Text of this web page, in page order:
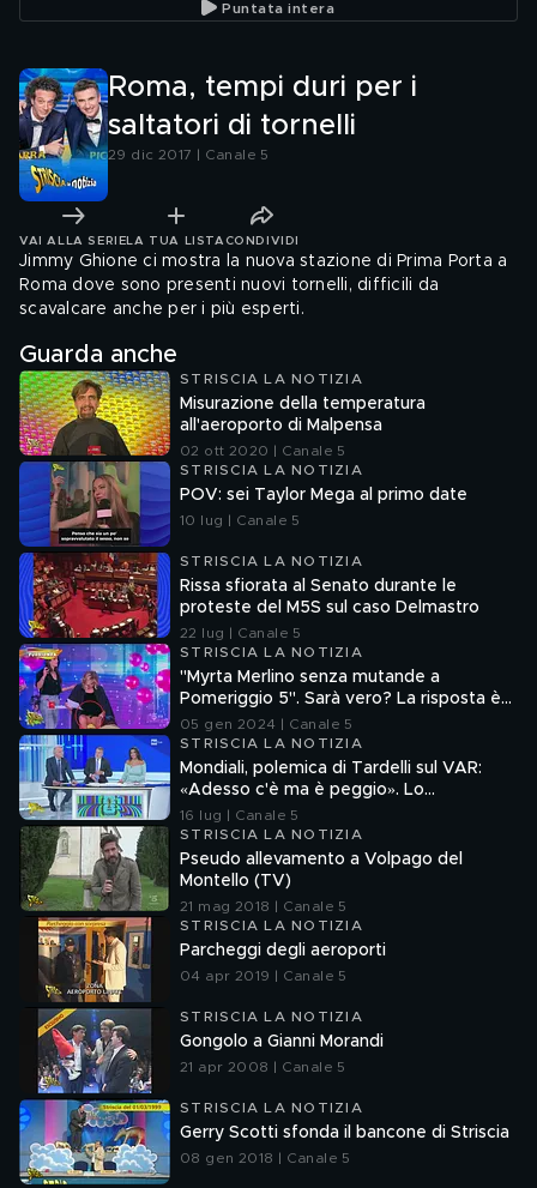
Puntata intera
Roma, tempi duri per i
saltatori di tornelli
29 dic 2017 | Canale 5
VAI ALLA SERIE LA TUA LISTA CONDIVIDI
Jimmy Ghione ci mostra la nuova stazione di Prima Porta a
Roma dove sono presenti nuovi tornelli, difficili da
scavalcare anche per i più esperti.
Guarda anche
STRISCIA LA NOTIZIA
Misurazione della temperatura
all'aeroporto di Malpensa
02 ott 2020 | Canale 5
STRISCIA LA NOTIZIA
POV: sei Taylor Mega al primo date
10 lug | Canale 5
STRISCIA LA NOTIZIA
Rissa sfiorata al Senato durante le
proteste del M5S sul caso Delmastro
22 lug | Canale 5
STRISCIA LA NOTIZIA
"Myrta Merlino senza mutande a
Pomeriggio 5". Sarà vero? La risposta è
nel fuorionda
05 gen 2024 | Canale 5
STRISCIA LA NOTIZIA
Mondiali, polemica di Tardelli sul VAR:
«Adesso c'è ma è peggio». Lo
scappellotto di Bellingham a Barco
16 lug | Canale 5
STRISCIA LA NOTIZIA
Pseudo allevamento a Volpago del
Montello (TV)
21 mag 2018 | Canale 5
STRISCIA LA NOTIZIA
Parcheggi degli aeroporti
04 apr 2019 | Canale 5
STRISCIA LA NOTIZIA
Gongolo a Gianni Morandi
21 apr 2008 | Canale 5
STRISCIA LA NOTIZIA
Gerry Scotti sfonda il bancone di Striscia
08 gen 2018 | Canale 5